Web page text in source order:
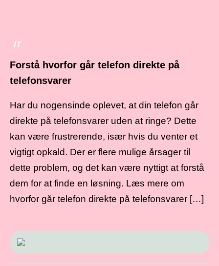
IT
Forstå hvorfor går telefon direkte på
telefonsvarer
Har du nogensinde oplevet, at din telefon går
direkte på telefonsvarer uden at ringe? Dette
kan være frustrerende, især hvis du venter et
vigtigt opkald. Der er flere mulige årsager til
dette problem, og det kan være nyttigt at forstå
dem for at finde en løsning. Læs mere om
hvorfor går telefon direkte på telefonsvarer […]